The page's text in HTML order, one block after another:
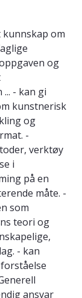
kunnskap om
og
- kan gi
kunstnerisk
og
-
verktøy
i
på en
måte. -
som
teori og
- kan
ansvar